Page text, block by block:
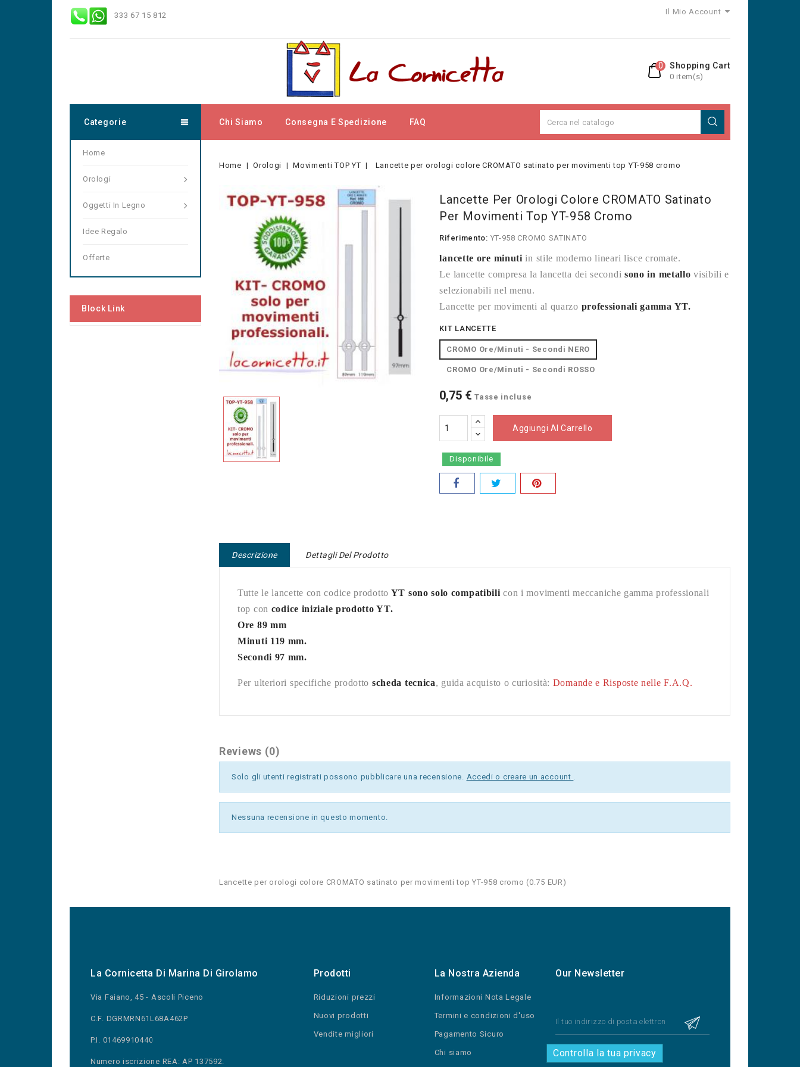
333 67 15 812 Il Mio Account
Shopping Cart
0 item(s)
0
Chi Siamo Consegna E Spedizione FAQ
Categorie
Home
Orologi
Oggetti In Legno
Idee Regalo
Offerte
Block Link
Home Orologi Movimenti TOP YT Lancette per orologi colore CROMATO satinato per movimenti top YT-958 cromo
Lancette Per Orologi Colore CROMATO Satinato
Per Movimenti Top YT-958 Cromo
Riferimento: YT-958 CROMO SATINATO
lancette ore minuti in stile moderno lineari lisce cromate.
Le lancette compresa la lancetta dei secondi sono in metallo visibili e
selezionabili nel menu.
Lancette per movimenti al quarzo professionali gamma YT.
KIT LANCETTE
CROMO Ore/Minuti - Secondi NERO
CROMO Ore/Minuti - Secondi ROSSO
0,75 € Tasse incluse
Aggiungi Al Carrello
Disponibile
Descrizione Dettagli Del Prodotto
Tutte le lancette con codice prodotto YT sono solo compatibili con i movimenti meccaniche gamma professionali
top con codice iniziale prodotto YT.
Ore 89 mm
Minuti 119 mm.
Secondi 97 mm.
Per ulteriori specifiche prodotto scheda tecnica, guida acquisto o curiosità: Domande e Risposte nelle F.A.Q.
Reviews (0)
Solo gli utenti registrati possono pubblicare una recensione. Accedi o creare un account .
Nessuna recensione in questo momento.
Lancette per orologi colore CROMATO satinato per movimenti top YT-958 cromo (0.75 EUR )
La Cornicetta Di Marina Di Girolamo
Via Faiano, 45 - Ascoli Piceno
C.F. DGRMRN61L68A462P
P.I. 01469910440
Numero iscrizione REA: AP 137592.
Prodotti
Riduzioni prezzi
Nuovi prodotti
Vendite migliori
La Nostra Azienda
Informazioni Nota Legale
Termini e condizioni d'uso
Pagamento Sicuro
Chi siamo
Our Newsletter
Controlla la tua privacy